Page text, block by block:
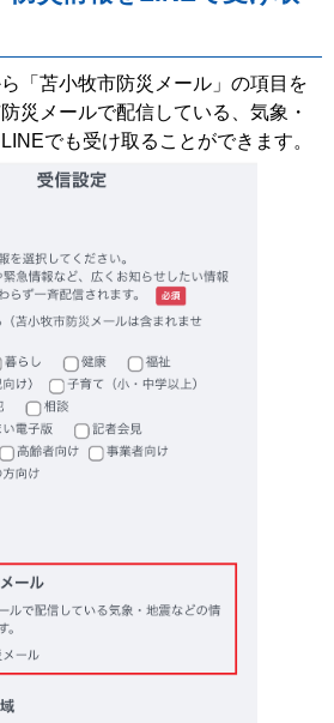
「苫小牧市防災メール」の項目を
災メールで配信している、気象・
でも受け取ることができます。